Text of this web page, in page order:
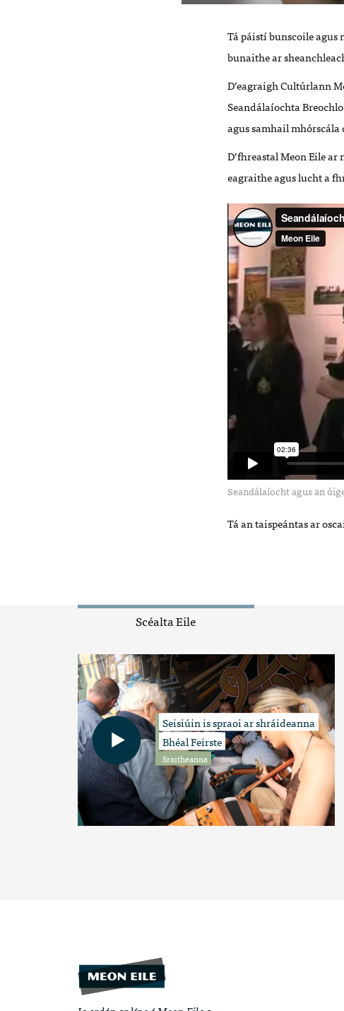
Tá páistí bunscoile agus
bunaithe ar
D’eagraigh Cultúrlann
Seandálaíochta
agus samhail
D’fhreastal Meon Eile
eagraithe agus lucht a
Seandálaíocht agus an
Tá an taispeántas ar
Scéalta Eile
Seisiúin is spraoi ar shráideanna
Bhéal Feirste
Sraitheanna